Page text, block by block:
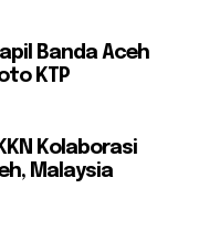
Banda Aceh
KTP
Kolaborasi
Malaysia